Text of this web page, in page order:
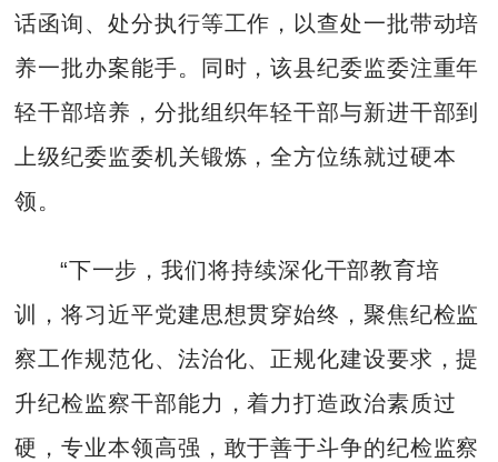
话函询、处分执行等工作，以查处一批带动培
养一批办案能手。同时，该县纪委监委注重年
轻干部培养，分批组织年轻干部与新进干部到
上级纪委监委机关锻炼，全方位练就过硬本
领。
“下一步，我们将持续深化干部教育培
训，将习近平党建思想贯穿始终，聚焦纪检监
察工作规范化、法治化、正规化建设要求，提
升纪检监察干部能力，着力打造政治素质过
硬，专业本领高强，敢于善于斗争的纪检监察